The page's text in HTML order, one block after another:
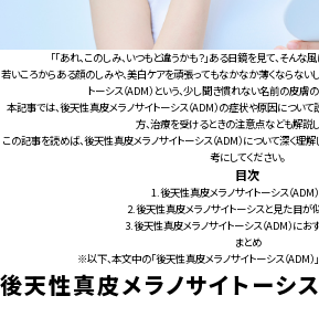
「「あれ、このしみ、いつもと違うかも？」ある日鏡を見て、そん
若いころからある顔のしみや、美白ケアを頑張ってもなかなか薄くならない
トーシス（ADM）という、少し聞き慣れない名前の皮膚
本記事では、後天性真皮メラノサイトーシス（ADM）の症状や原因について
方、治療を受けるときの注意点なども解説し
この記事を読めば、後天性真皮メラノサイトーシス（ADM）について深く理
考にしてください。
目次
1.後天性真皮メラノサイトーシス（ADM
2.後天性真皮メラノサイトーシスと見た目が
3.後天性真皮メラノサイトーシス（ADM）に
まとめ
※以下、本文中の「後天性真皮メラノサイトーシス（ADM）」
後天性真皮メラノサイトーシス